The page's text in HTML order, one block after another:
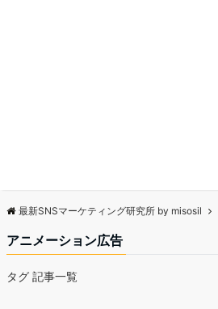
最新SNSマーケティング研究所 by misosil
アニメーション広告
タグ 記事一覧